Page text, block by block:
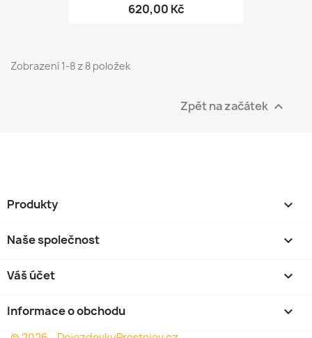
620,00 Kč
Zobrazení 1-8 z 8 položek
Zpět na začátek 
Produkty 
Naše společnost 
Váš účet 
Informace o obchodu keyboard_arrow_down